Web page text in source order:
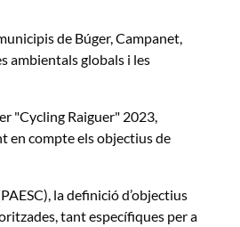
de Búger, Campanet,
ambientals globals i les
"Cycling Raiguer" 2023,
en compte els objectius de
la definició d’objectius
tant específiques per a